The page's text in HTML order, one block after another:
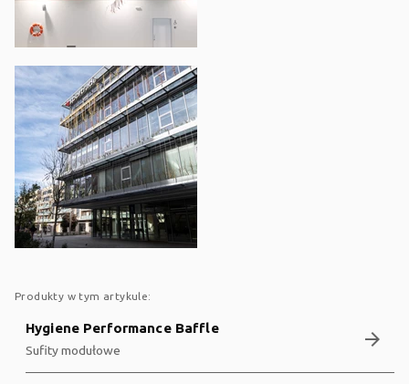
Produkty w tym artykule:
Hygiene Performance Baffle
Sufity modułowe arrow_forward